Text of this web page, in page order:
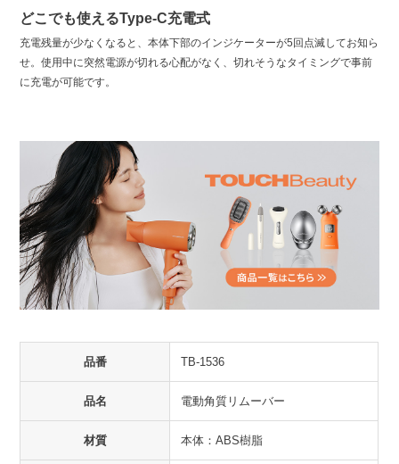
どこでも使えるType-C充電式
充電残量が少なくなると、本体下部のインジケーターが5回点滅してお知ら
せ。使用中に突然電源が切れる心配がなく、切れそうなタイミングで事前
に充電が可能です。
品番 TB-1536
品名 電動角質リムーバー
材質 本体：ABS樹脂